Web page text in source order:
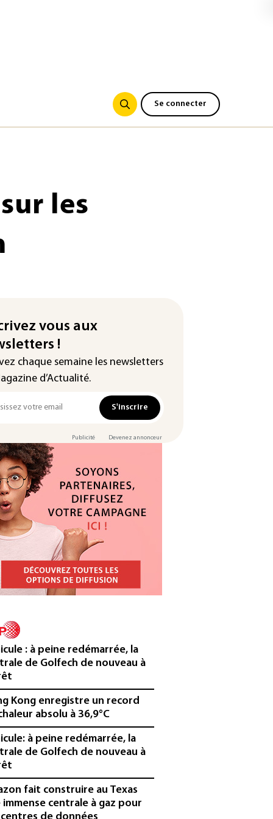
Se connecter
les
vous aux
!
chaque semaine les newsletters
d’Actualité.
S'inscrire
Publicité Devenez annonceur
: à peine redémarrée, la
de Golfech de nouveau à
Kong enregistre un record
absolu à 36,9°C
à peine redémarrée, la
de Golfech de nouveau à
fait construire au Texas
immense centrale à gaz pour